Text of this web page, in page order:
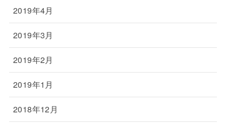
2019年4月
2019年3月
2019年2月
2019年1月
2018年12月